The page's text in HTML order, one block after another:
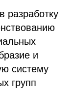
разработку
и
систему
групп